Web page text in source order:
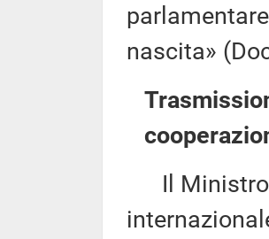
nascita»
Il Ministro